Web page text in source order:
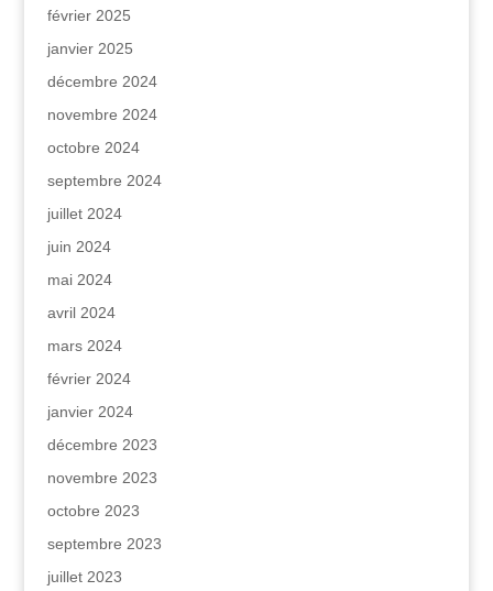
février 2025
janvier 2025
décembre 2024
novembre 2024
octobre 2024
septembre 2024
juillet 2024
juin 2024
mai 2024
avril 2024
mars 2024
février 2024
janvier 2024
décembre 2023
novembre 2023
octobre 2023
septembre 2023
juillet 2023